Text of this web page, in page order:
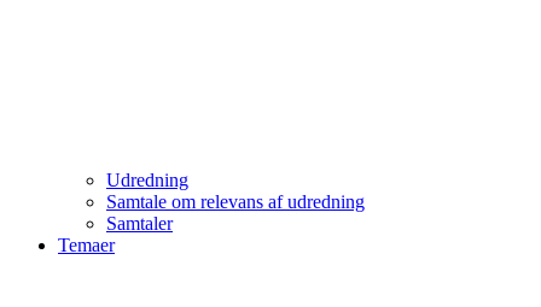
Udredning
Samtale om relevans af udredning
Samtaler
Temaer